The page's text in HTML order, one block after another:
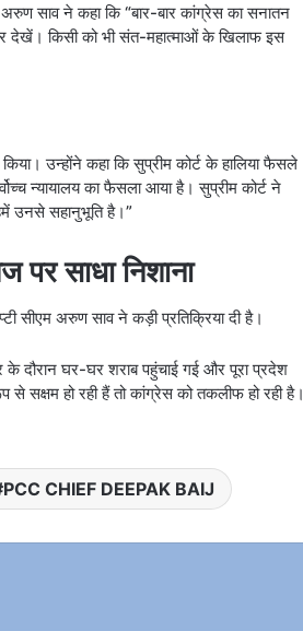
साव ने कहा कि “बार-बार कांग्रेस का सनातन
देखें। किसी को भी संत-महात्माओं के खिलाफ इस
उन्होंने कहा कि सुप्रीम कोर्ट के हालिया फैसले
न्यायालय का फैसला आया है। सुप्रीम कोर्ट ने
उनसे सहानुभूति है।”
पर साधा निशाना
सीएम अरुण साव ने कड़ी प्रतिक्रिया दी है।
दौरान घर-घर शराब पहुंचाई गई और पूरा प्रदेश
सक्षम हो रही हैं तो कांग्रेस को तकलीफ हो रही है।
PCC CHIEF DEEPAK BAIJ